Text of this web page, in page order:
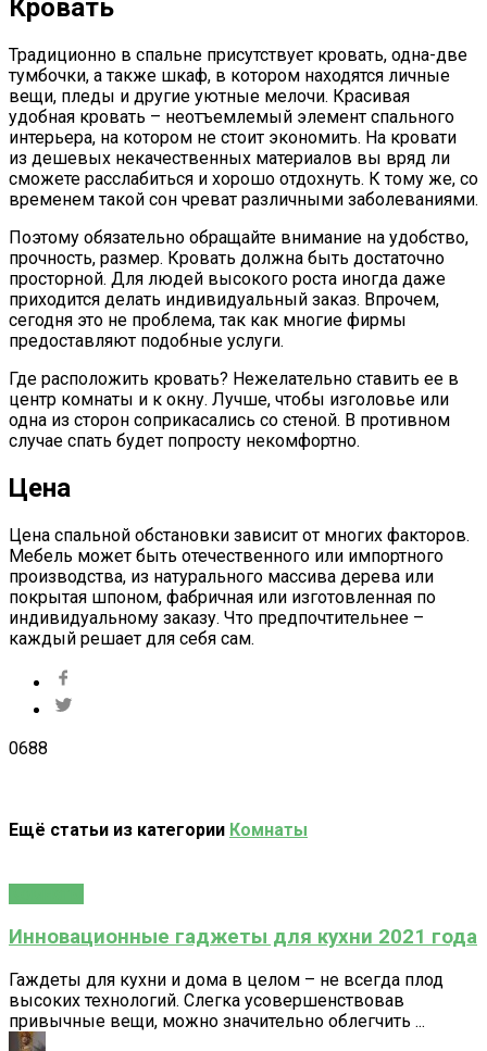
Кровать
Традиционно в спальне присутствует кровать, одна-две
тумбочки, а также шкаф, в котором находятся личные
вещи, пледы и другие уютные мелочи. Красивая
удобная кровать – неотъемлемый элемент спального
интерьера, на котором не стоит экономить. На кровати
из дешевых некачественных материалов вы вряд ли
сможете расслабиться и хорошо отдохнуть. К тому же, со
временем такой сон чреват различными заболеваниями.
Поэтому обязательно обращайте внимание на удобство,
прочность, размер. Кровать должна быть достаточно
просторной. Для людей высокого роста иногда даже
приходится делать индивидуальный заказ. Впрочем,
сегодня это не проблема, так как многие фирмы
предоставляют подобные услуги.
Где расположить кровать? Нежелательно ставить ее в
центр комнаты и к окну. Лучше, чтобы изголовье или
одна из сторон соприкасались со стеной. В противном
случае спать будет попросту некомфортно.
Цена
Цена спальной обстановки зависит от многих факторов.
Мебель может быть отечественного или импортного
производства, из натурального массива дерева или
покрытая шпоном, фабричная или изготовленная по
индивидуальному заказу. Что предпочтительнее –
каждый решает для себя сам.
0688
Ещё статьи из категории Комнаты
Инновационные гаджеты для кухни 2021 года
Гаждеты для кухни и дома в целом – не всегда плод
высоких технологий. Слегка усовершенствовав
привычные вещи, можно значительно облегчить ...